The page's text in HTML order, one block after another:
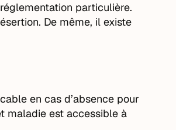
particulière.
De même, il existe
en cas d’absence pour
maladie est accessible à